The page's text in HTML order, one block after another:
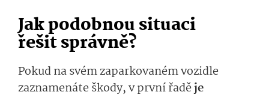
Jakpodobnousi­tuaci
řešitsprávně?
Pokud na svém zaparkovaném vozidle
zaznamenáte škody, v první řaděje